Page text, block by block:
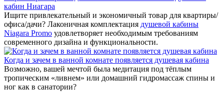
кабин Ниагара
Ищите привлекательный и экономичный товар для квартиры/
офиса/дачи? Лаконичная комплектация душевой кабины
Niagara Promo удовлетворяет необходимым требованиям
современного дизайна и функциональности.
Когда и зачем в ванной комнате появляется душевая кабина
Возможно, вашей мечтой была медитация под тёплым
тропическим «ливнем» или домашний гидромассаж спины и
ног как в санатории?